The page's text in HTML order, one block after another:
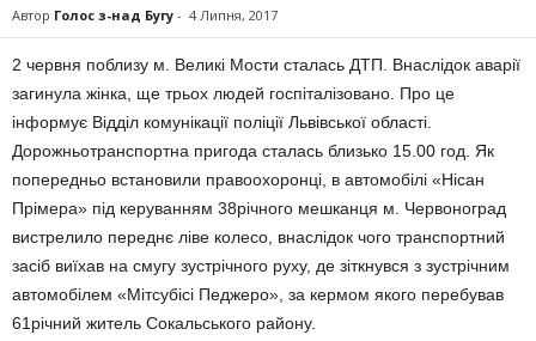
Автор Голос з-над Бугу - 4 Липня, 2017
2 червня поблизу м. Великі Мости сталась ДТП. Внаслідок аварії
загинула жінка, ще трьох людей госпіталізовано. Про це
інформує Відділ комунікації поліції Львівської області.
Дорожньотранспортна пригода сталась близько 15.00 год. Як
попередньо встановили правоохоронці, в автомобілі «Нісан
Прімера» під керуванням 38річного мешканця м. Червоноград
вистрелило переднє ліве колесо, внаслідок чого транспортний
засіб виїхав на смугу зустрічного руху, де зіткнувся з зустрічним
автомобілем «Мітсубісі Педжеро», за кермом якого перебував
61річний житель Сокальського району.